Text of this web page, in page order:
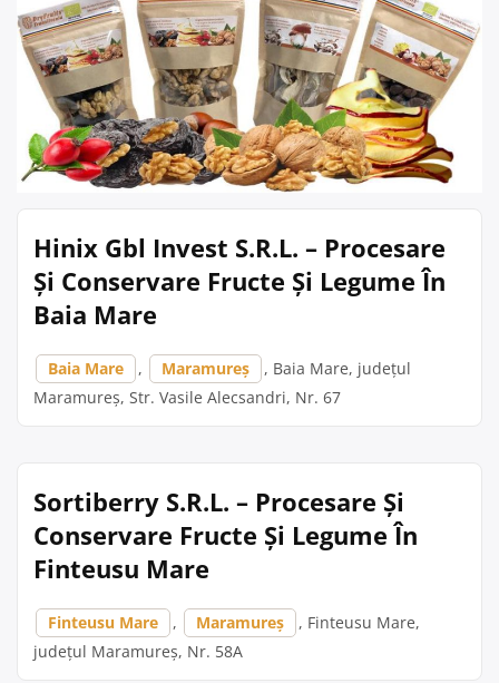
Hinix Gbl Invest S.R.L. – Procesare
Și Conservare Fructe Și Legume În
Baia Mare
Baia Mare , Maramureș
, Baia Mare, județul
Maramureș, Str. Vasile Alecsandri, Nr. 67
Sortiberry S.R.L. – Procesare Și
Conservare Fructe Și Legume În
Finteusu Mare
Finteusu Mare , Maramureș
, Finteusu Mare,
județul Maramureș, Nr. 58A